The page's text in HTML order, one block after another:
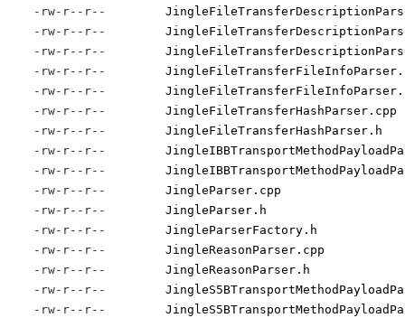
-rw-r--r--
-rw-r--r--
-rw-r--r--
-rw-r--r--
-rw-r--r--
-rw-r--r--
JingleFileTransferHashParser.cpp
-rw-r--r--
JingleFileTransferHashParser.h
-rw-r--r--
-rw-r--r--
-rw-r--r--
JingleParser.cpp
-rw-r--r--
JingleParser.h
-rw-r--r--
JingleParserFactory.h
-rw-r--r--
JingleReasonParser.cpp
-rw-r--r--
JingleReasonParser.h
-rw-r--r--
-rw-r--r--